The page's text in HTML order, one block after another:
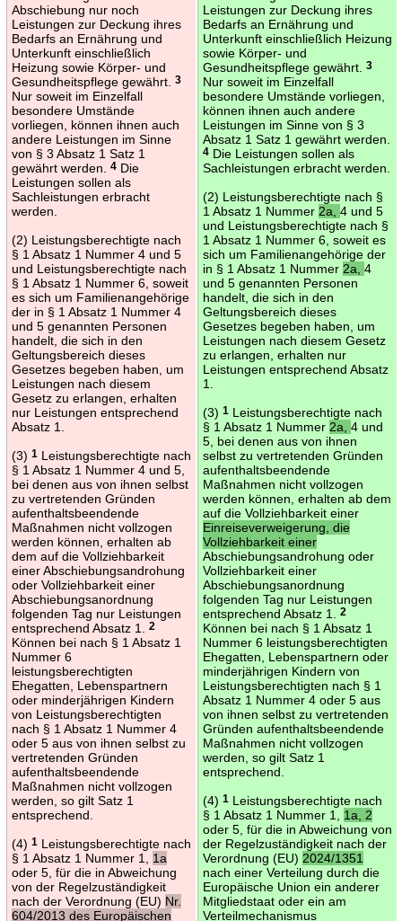
Abschiebung nur noch
Leistungen zur Deckung ihres
Bedarfs an Ernährung und
Unterkunft einschließlich
Heizung sowie Körper- und
Gesundheitspflege gewährt.
3
Nur soweit im Einzelfall
besondere Umstände
vorliegen, können ihnen auch
andere Leistungen im Sinne
von § 3 Absatz 1 Satz 1
gewährt werden.
4Die
Leistungen sollen als
Sachleistungen erbracht
werden.
(2) Leistungsberechtigte nach
§ 1 Absatz 1 Nummer 4 und 5
und Leistungsberechtigte nach
§ 1 Absatz 1 Nummer 6, soweit
es sich um Familienangehörige
der in § 1 Absatz 1 Nummer 4
und 5 genannten Personen
handelt, die sich in den
Geltungsbereich dieses
Gesetzes begeben haben, um
Leistungen nach diesem
Gesetz zu erlangen, erhalten
nur Leistungen entsprechend
Absatz 1.
(3) 1Leistungsberechtigte nach
§ 1 Absatz 1 Nummer 4 und 5,
bei denen aus von ihnen selbst
zu vertretenden Gründen
aufenthaltsbeendende
Maßnahmen nicht vollzogen
werden können, erhalten ab
dem auf die Vollziehbarkeit
einer Abschiebungsandrohung
oder Vollziehbarkeit einer
Abschiebungsanordnung
folgenden Tag nur Leistungen
entsprechend Absatz 1.
2
Können bei nach § 1 Absatz 1
Nummer 6
leistungsberechtigten
Ehegatten, Lebenspartnern
oder minderjährigen Kindern
von Leistungsberechtigten
nach § 1 Absatz 1 Nummer 4
oder 5 aus von ihnen selbst zu
vertretenden Gründen
aufenthaltsbeendende
Maßnahmen nicht vollzogen
werden, so gilt Satz 1
entsprechend.
(4) 1Leistungsberechtigte nach
§ 1 Absatz 1 Nummer 1, 1a
oder 5, für die in Abweichung
von der Regelzuständigkeit
nach der Verordnung (EU) Nr.
604/2013 des Europäischen
Leistungen zur Deckung ihres
Bedarfs an Ernährung und
Unterkunft einschließlich Heizung
sowie Körper- und
Gesundheitspflege gewährt.
3
Nur soweit im Einzelfall
besondere Umstände vorliegen,
können ihnen auch andere
Leistungen im Sinne von § 3
Absatz 1 Satz 1 gewährt werden.
4Die Leistungen sollen als
Sachleistungen erbracht werden.
(2) Leistungsberechtigte nach §
1 Absatz 1 Nummer 2a, 4 und 5
und Leistungsberechtigte nach §
1 Absatz 1 Nummer 6, soweit es
sich um Familienangehörige der
in § 1 Absatz 1 Nummer 2a, 4
und 5 genannten Personen
handelt, die sich in den
Geltungsbereich dieses
Gesetzes begeben haben, um
Leistungen nach diesem Gesetz
zu erlangen, erhalten nur
Leistungen entsprechend Absatz
1.
(3) 1Leistungsberechtigte nach
§ 1 Absatz 1 Nummer 2a, 4 und
5, bei denen aus von ihnen
selbst zu vertretenden Gründen
aufenthaltsbeendende
Maßnahmen nicht vollzogen
werden können, erhalten ab dem
auf die Vollziehbarkeit einer
Einreiseverweigerung, die
Vollziehbarkeit einer
Abschiebungsandrohung oder
Vollziehbarkeit einer
Abschiebungsanordnung
folgenden Tag nur Leistungen
entsprechend Absatz 1.
2
Können bei nach § 1 Absatz 1
Nummer 6 leistungsberechtigten
Ehegatten, Lebenspartnern oder
minderjährigen Kindern von
Leistungsberechtigten nach § 1
Absatz 1 Nummer 4 oder 5 aus
von ihnen selbst zu vertretenden
Gründen aufenthaltsbeendende
Maßnahmen nicht vollzogen
werden, so gilt Satz 1
entsprechend.
(4) 1Leistungsberechtigte nach
§ 1 Absatz 1 Nummer 1, 1a, 2
oder 5, für die in Abweichung von
der Regelzuständigkeit nach der
Verordnung (EU) 2024/1351
nach einer Verteilung durch die
Europäische Union ein anderer
Mitgliedstaat oder ein am
Verteilmechanismus